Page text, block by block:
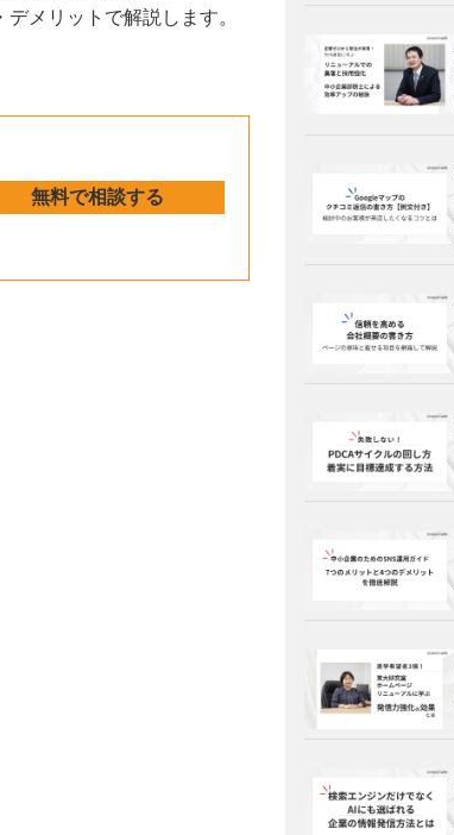
メリットで解説します。
無料で相談する